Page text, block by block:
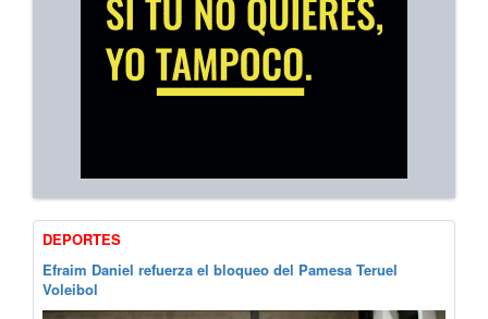
DEPORTES
Efraim Daniel refuerza el bloqueo del Pamesa Teruel
Voleibol